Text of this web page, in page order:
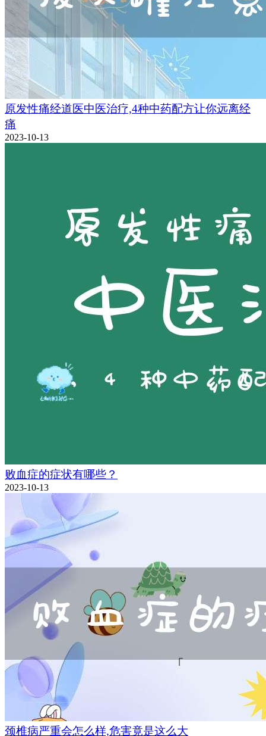
原发性痛经道医中医治疗,4种中药配方让你远离经
痛
2023-10-13
败血症的症状有哪些？
2023-10-13
颈椎病严重会怎么样,危害竟是这么大